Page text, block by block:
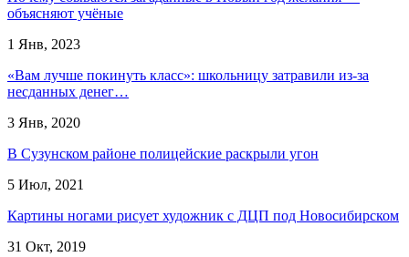
объясняют учёные
1 Янв, 2023
«Вам лучше покинуть класс»: школьницу затравили из-за
несданных денег…
3 Янв, 2020
В Сузунском районе полицейские раскрыли угон
5 Июл, 2021
Картины ногами рисует художник с ДЦП под Новосибирском
31 Окт, 2019